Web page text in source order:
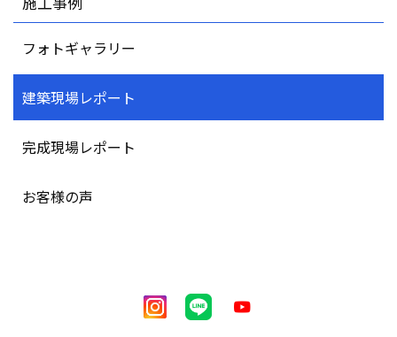
フォトギャラリー
建築現場レポート
完成現場レポート
お客様の声